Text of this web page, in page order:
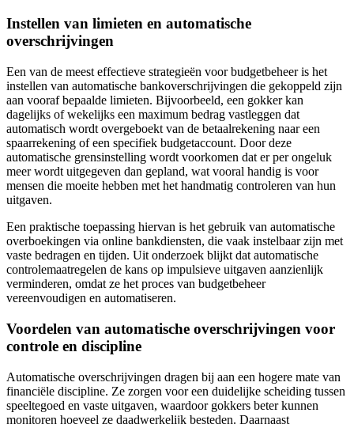
Instellen van limieten en automatische
overschrijvingen
Een van de meest effectieve strategieën voor budgetbeheer is het
instellen van automatische bankoverschrijvingen die gekoppeld zijn
aan vooraf bepaalde limieten. Bijvoorbeeld, een gokker kan
dagelijks of wekelijks een maximum bedrag vastleggen dat
automatisch wordt overgeboekt van de betaalrekening naar een
spaarrekening of een specifiek budgetaccount. Door deze
automatische grensinstelling wordt voorkomen dat er per ongeluk
meer wordt uitgegeven dan gepland, wat vooral handig is voor
mensen die moeite hebben met het handmatig controleren van hun
uitgaven.
Een praktische toepassing hiervan is het gebruik van automatische
overboekingen via online bankdiensten, die vaak instelbaar zijn met
vaste bedragen en tijden. Uit onderzoek blijkt dat automatische
controlemaatregelen de kans op impulsieve uitgaven aanzienlijk
verminderen, omdat ze het proces van budgetbeheer
vereenvoudigen en automatiseren.
Voordelen van automatische overschrijvingen voor
controle en discipline
Automatische overschrijvingen dragen bij aan een hogere mate van
financiële discipline. Ze zorgen voor een duidelijke scheiding tussen
speeltegoed en vaste uitgaven, waardoor gokkers beter kunnen
monitoren hoeveel ze daadwerkelijk besteden. Daarnaast